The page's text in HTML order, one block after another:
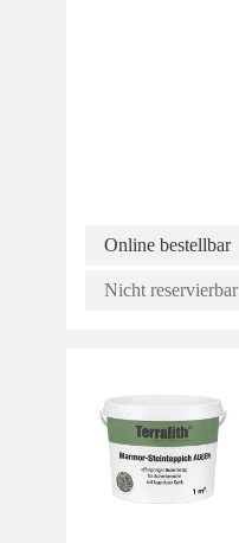
Online bestellbar
Nicht reservierbar